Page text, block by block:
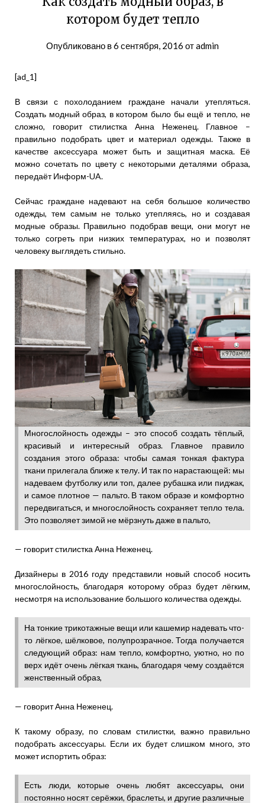
котором будет тепло
Опубликовано в6 сентября, 2016 отadmin
[ad_1]
В связи с похолоданием граждане начали утепляться.
Создать модный образ, в котором было бы ещё и тепло, не
сложно, говорит стилистка Анна Неженец. Главное –
правильно подобрать цвет и материал одежды. Также в
качестве аксессуара может быть и защитная маска. Её
можно сочетать по цвету с некоторыми деталями образа,
передаёт Информ-UA.
Сейчас граждане надевают на себя большое количество
одежды, тем самым не только утепляясь, но и создавая
модные образы. Правильно подобрав вещи, они могут не
только согреть при низких температурах, но и позволят
человеку выглядеть стильно.
Многослойность одежды – это способ создать тёплый,
красивый и интересный образ. Главное правило
создания этого образа: чтобы самая тонкая фактура
ткани прилегала ближе к телу. И так по нарастающей: мы
надеваем футболку или топ, далее рубашка или пиджак,
и самое плотное — пальто. В таком образе и комфортно
передвигаться, и многослойность сохраняет тепло тела.
Это позволяет зимой не мёрзнуть даже в пальто,
— говорит стилистка Анна Неженец.
Дизайнеры в 2016 году представили новый способ носить
многослойность, благодаря которому образ будет лёгким,
несмотря на использование большого количества одежды.
На тонкие трикотажные вещи или кашемир надевать что-
то лёгкое, шёлковое, полупрозрачное. Тогда получается
следующий образ: нам тепло, комфортно, уютно, но по
верх идёт очень лёгкая ткань, благодаря чему создаётся
женственный образ,
— говорит Анна Неженец.
К такому образу, по словам стилистки, важно правильно
подобрать аксессуары. Если их будет слишком много, это
может испортить образ:
Есть люди, которые очень любят аксессуары, они
постоянно носят серёжки, браслеты, и другие различные